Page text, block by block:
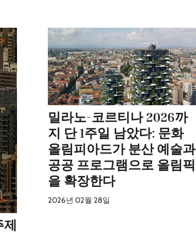
제
밀라노-코르티나 2026까
지 단 1주일 남았다: 문화
올림피아드가 분산 예술과
공공 프로그램으로 올림픽
을 확장한다
2026년 02월 28일